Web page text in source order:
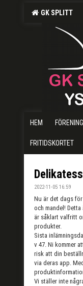
GK SPLITT
HEM
FRITIDSKORTET
2022-11-05 16:59
Nu är det dags
och mandel!
är såklart valfritt
produkter.
Sista
v 47. Ni kommer
risk att din
via deras app.
Vi ställer inte